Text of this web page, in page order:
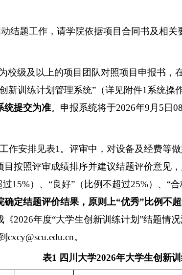
动结题工作，请学院依据项目合同书及相
校级及以上的项目团队对照项目申报书，
新训练计划管理系统”（详见附件1 系统操
统提交为准。申报系统将于2026年9 月 5 日
作安排见表1 。评审中，对设备及经费等
目按照评审成绩排序并建议结题评价意见
过15%）、 “良好”（比例不超过25%）、 “合
确定结题评价结果，原则上“优秀”比例不
《2026年度“大学生创新训练计划”结题情
cxcy@scu.edu.cn。
表1 四川大学2026年大学生创新